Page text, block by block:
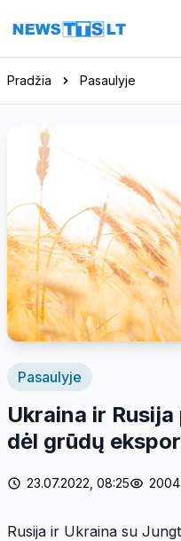
Eiti į turinį
Pradžia Pasaulyje
Pasaulyje
Ukraina ir
dėl grūdų
23.07.2022, 08:25
Rusija ir Ukraina su